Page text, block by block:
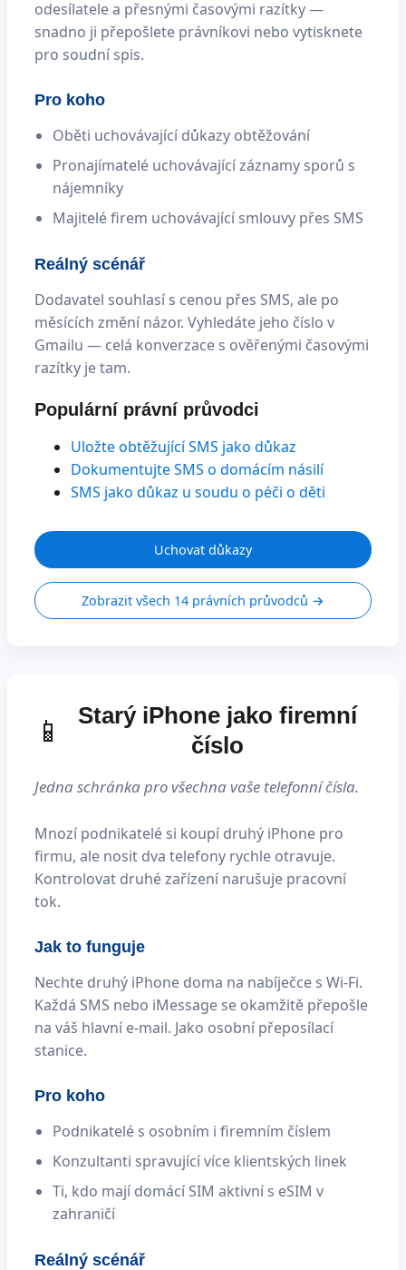
odesílatele a přesnými časovými razítky —
snadno ji přepošlete právníkovi nebo vytisknete
pro soudní spis.
Pro koho
Oběti uchovávající důkazy obtěžování
Pronajímatelé uchovávající záznamy sporů s
nájemníky
Majitelé firem uchovávající smlouvy přes SMS
Reálný scénář
Dodavatel souhlasí s cenou přes SMS, ale po
měsících změní názor. Vyhledáte jeho číslo v
Gmailu — celá konverzace s ověřenými časovými
razítky je tam.
Populární právní průvodci
Uložte obtěžující SMS jako důkaz
Dokumentujte SMS o domácím násilí
SMS jako důkaz u soudu o péči o děti
Uchovat důkazy
Zobrazit všech 14 právních průvodců →
📱
Starý iPhone jako firemní
číslo
Jedna schránka pro všechna vaše telefonní čísla.
Mnozí podnikatelé si koupí druhý iPhone pro
firmu, ale nosit dva telefony rychle otravuje.
Kontrolovat druhé zařízení narušuje pracovní
tok.
Jak to funguje
Nechte druhý iPhone doma na nabíječce s Wi-Fi.
Každá SMS nebo iMessage se okamžitě přepošle
na váš hlavní e-mail. Jako osobní přeposílací
stanice.
Pro koho
Podnikatelé s osobním i firemním číslem
Konzultanti spravující více klientských linek
Ti, kdo mají domácí SIM aktivní s eSIM v
zahraničí
Reálný scénář